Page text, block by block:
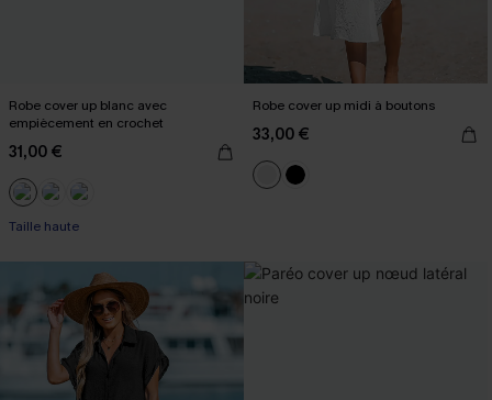
Robe cover up blanc avec
empiècement en crochet
31,00 €
Taille haute
Robe cover up midi à boutons
33,00 €